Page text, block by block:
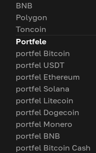
BNB
Polygon
Toncoin
Portfele
portfel Bitcoin
portfel USDT
portfel Ethereum
portfel Solana
portfel Litecoin
portfel Dogecoin
portfel Monero
portfel BNB
portfel Bitcoin Cash